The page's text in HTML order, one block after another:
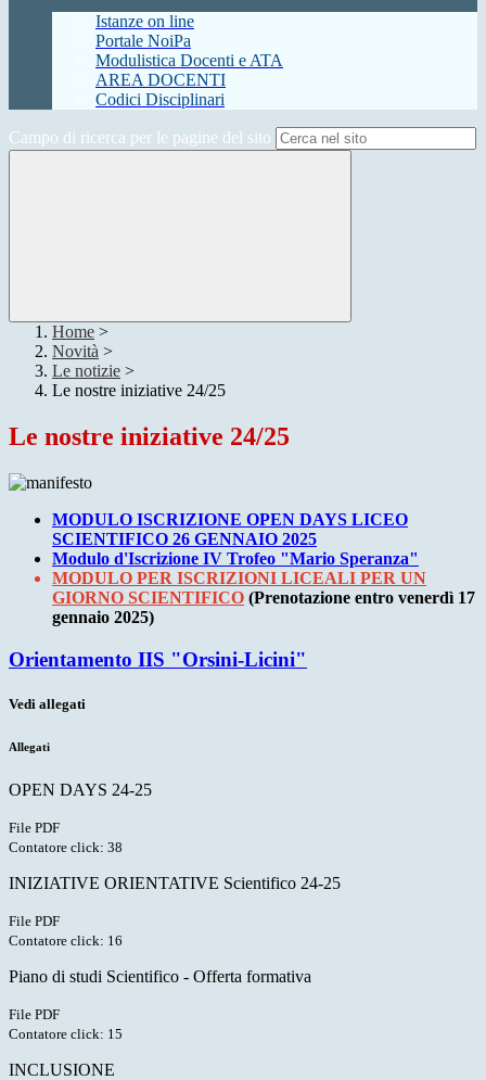
Istanze on line
Portale NoiPa
Modulistica Docenti e ATA
AREA DOCENTI
Codici Disciplinari
Campo di ricerca per le pagine del sito
Home >
Novità >
Le notizie >
Le nostre iniziative 24/25
Le nostre iniziative 24/25
MODULO ISCRIZIONE OPEN DAYS LICEO
SCIENTIFICO 26 GENNAIO 2025
Modulo d'Iscrizione IV Trofeo "Mario Speranza"
MODULO PER ISCRIZIONI LICEALI PER UN
GIORNO SCIENTIFICO (Prenotazione entro venerdì 17
gennaio 2025)
Orientamento IIS "Orsini-Licini"
Vedi allegati
Allegati
OPEN DAYS 24-25
File PDF
Contatore click: 38
INIZIATIVE ORIENTATIVE Scientifico 24-25
File PDF
Contatore click: 16
Piano di studi Scientifico - Offerta formativa
File PDF
Contatore click: 15
INCLUSIONE